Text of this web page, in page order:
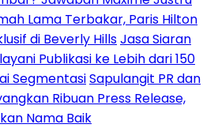
Lama Terbakar, Paris Hilton
di Beverly HillsJasa Siaran
Publikasi ke Lebih dari 150
SegmentasiSapulangit PR dan
Ribuan Press Release,
Nama Baik